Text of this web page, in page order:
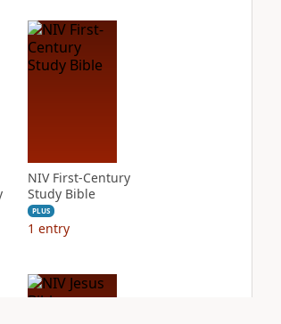
NIV First-Century
Study Bible
PLUS
1 entry